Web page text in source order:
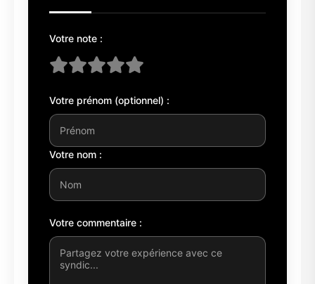
Votre note :
Votre prénom (optionnel) :
Votre nom :
Votre commentaire :